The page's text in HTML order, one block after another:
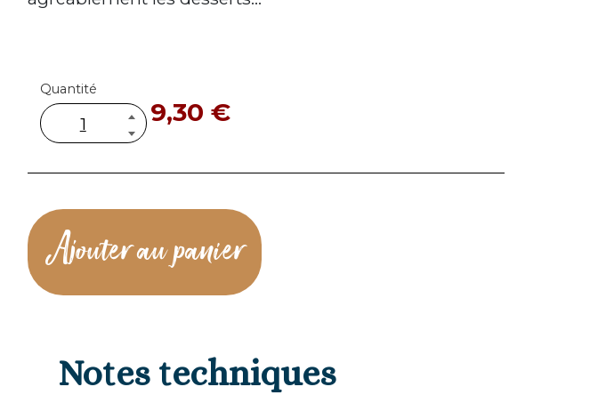
Quantité
quantité
de
de
“Opaline”
9,30 €
Ajouter au panier
Notes techniques